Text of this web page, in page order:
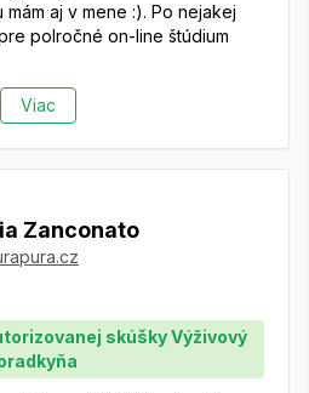
aj v mene :). Po nejakej
polročné on-line štúdium
Viac
Zanconato
skúšky Výživový